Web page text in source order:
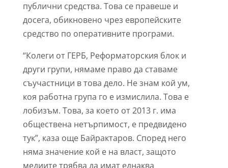
публични средства. Това се правеше и
досега, обикновено чрез европейските
средство по оперативните програми.
“Колеги от ГЕРБ, Реформаторския блок и
други групи, нямаме право да ставаме
съучастници в това дело. Не знам кой ум,
коя работна група го е измислила. Това е
лобизъм. Това, за което от 2013 г. има
обществена нетърпимост, е предвидено
тук”, каза още Байрактаров. Според него
няма значение кой е на власт, защото
медиите трябва да имат еднаква